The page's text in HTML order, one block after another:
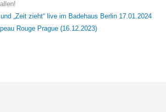
„Zeit zieht“ live im Badehaus Berlin 17.01.2024
Rouge Prague (16.12.2023)